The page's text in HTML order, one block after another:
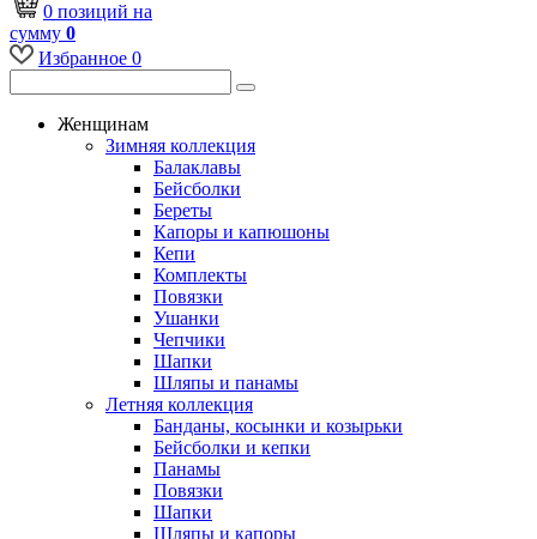
0 позиций на
сумму 0
Избранное 0
Женщинам
Зимняя коллекция
Балаклавы
Бейсболки
Береты
Капоры и капюшоны
Кепи
Комплекты
Повязки
Ушанки
Чепчики
Шапки
Шляпы и панамы
Летняя коллекция
Банданы, косынки и козырьки
Бейсболки и кепки
Панамы
Повязки
Шапки
Шляпы и капоры